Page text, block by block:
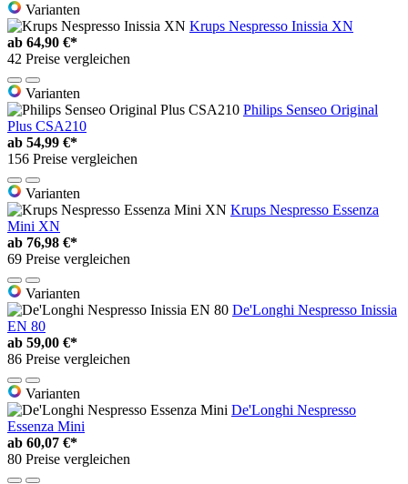
Varianten
Krups Nespresso Inissia XN
ab 64,90 €*
42 Preise vergleichen
Varianten
Philips Senseo Original
Plus CSA210
ab 54,99 €*
156 Preise vergleichen
Varianten
Krups Nespresso Essenza
Mini XN
ab 76,98 €*
69 Preise vergleichen
Varianten
De'Longhi Nespresso Inissia
EN 80
ab 59,00 €*
86 Preise vergleichen
Varianten
De'Longhi Nespresso
Essenza Mini
ab 60,07 €*
80 Preise vergleichen